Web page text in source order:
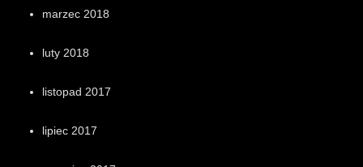
marzec 2018
luty 2018
listopad 2017
lipiec 2017